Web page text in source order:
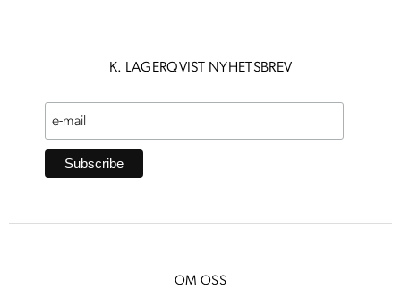
K. LAGERQVIST NYHETSBREV
OM OSS